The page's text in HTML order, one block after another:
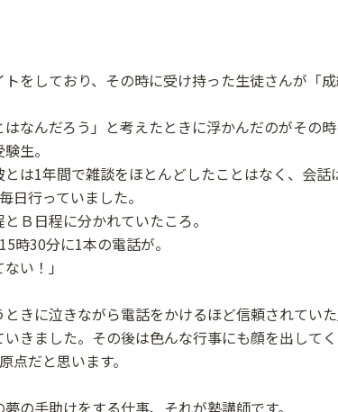
をしており、その時に受け持った生徒さんが「
なんだろう」と考えたときに浮かんだのがその時
生。
は1年間で雑談をほとんどしたことはなく、会話
日行っていました。
Ｂ日程に分かれていたころ。
時30分に1本の電話が。
い！」
きに泣きながら電話をかけるほど信頼されてい
きました。その後は色んな行事にも顔を出して
点だと思います。